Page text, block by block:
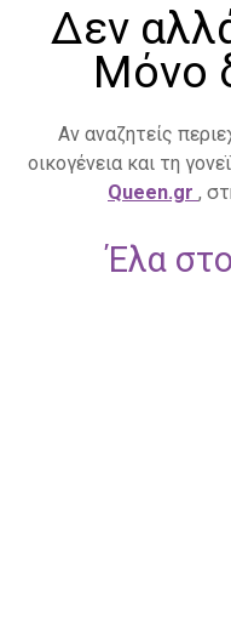
Δεν
Μόνο
Αν αναζητείς
οικογένεια και τη
Queen.gr ,
Έλα